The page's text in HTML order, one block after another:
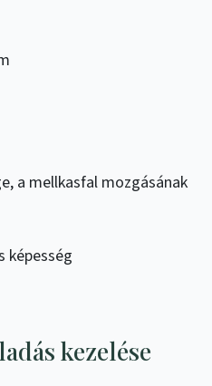
a mellkasfal mozgásának
képesség
kezelése